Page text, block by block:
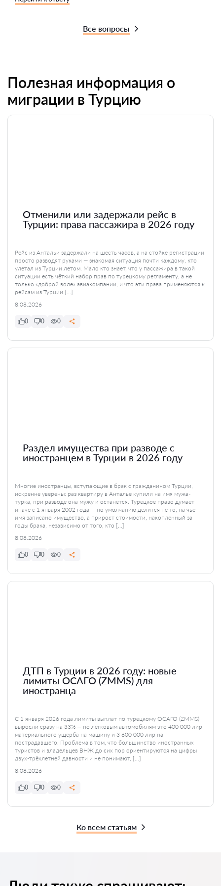
Все вопросы
Полезная информация о
миграции в Турцию
Отменили или задержали рейс в
Турции: права пассажира в 2026 году
Рейс из Антальи задержали на шесть часов, а на стойке регистрации
просто разводят руками — знакомая ситуация почти каждому, кто
улетал из Турции летом. Мало кто знает, что у пассажира в такой
ситуации есть чёткий набор прав по турецкому регламенту, а не
только «доброй воле» авиакомпании, и что эти права применяются к
рейсам из Турции […]
8.08.2026
0 0 0
Раздел имущества при разводе с
иностранцем в Турции в 2026 году
Многие иностранцы, вступающие в брак с гражданином Турции,
искренне уверены: раз квартиру в Анталье купили на имя мужа-
турка, при разводе она мужу и останется. Турецкое право думает
иначе с 1 января 2002 года — по умолчанию делится не то, на чьё
имя записано имущество, а прирост стоимости, накопленный за
годы брака, независимо от того, кто […]
8.08.2026
0 0 0
ДТП в Турции в 2026 году: новые
лимиты ОСАГО (ZMMS) для
иностранца
С 1 января 2026 года лимиты выплат по турецкому ОСАГО (ZMMS)
выросли сразу на 33% — по легковым автомобилям это 400 000 лир
материального ущерба на машину и 3 600 000 лир на
пострадавшего. Проблема в том, что большинство иностранных
туристов и владельцев ВНЖ до сих пор ориентируются на цифры
двух-трёхлетней давности и не понимают, […]
8.08.2026
0 0 0
Ко всем статьям